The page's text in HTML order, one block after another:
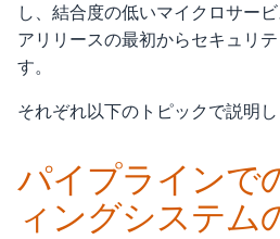
し、結合度の低いマイクロサー
アリリースの最初からセキュリ
す。
それぞれ以下のトピックで説明し
パイプラインで
ィングシステム